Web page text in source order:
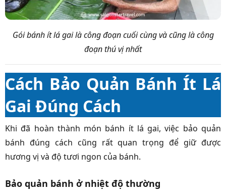
Gói bánh ít lá gai là công đoạn cuối cùng và cũng là công
đoạn thú vị nhất
Cách Bảo Quản Bánh Ít Lá
Gai Đúng Cách
Khi đã hoàn thành món bánh ít lá gai, việc bảo quản
bánh đúng cách cũng rất quan trọng để giữ được
hương vị và độ tươi ngon của bánh.
Bảo quản bánh ở nhiệt độ thường